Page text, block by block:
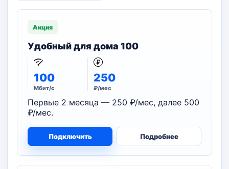
Акция
Удобный для дома 100
100
Мбит/с
250
₽/мес
Первые 2 месяца — 250 ₽/мес, далее 500
₽/мес.
Подключить Подробнее